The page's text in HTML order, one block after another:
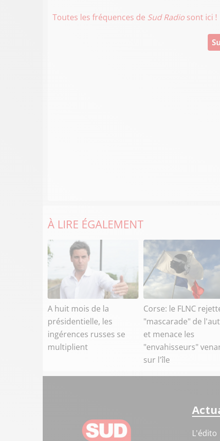
Toutes les fréquences de Sud Radio sont ici !
À LIRE ÉGALEMENT
A huit mois de la
présidentielle, les
ingérences russes se
multiplient
Corse: le FLNC
"mascarade" de
et menace les
"envahisseurs"
sur l'île
L'édito